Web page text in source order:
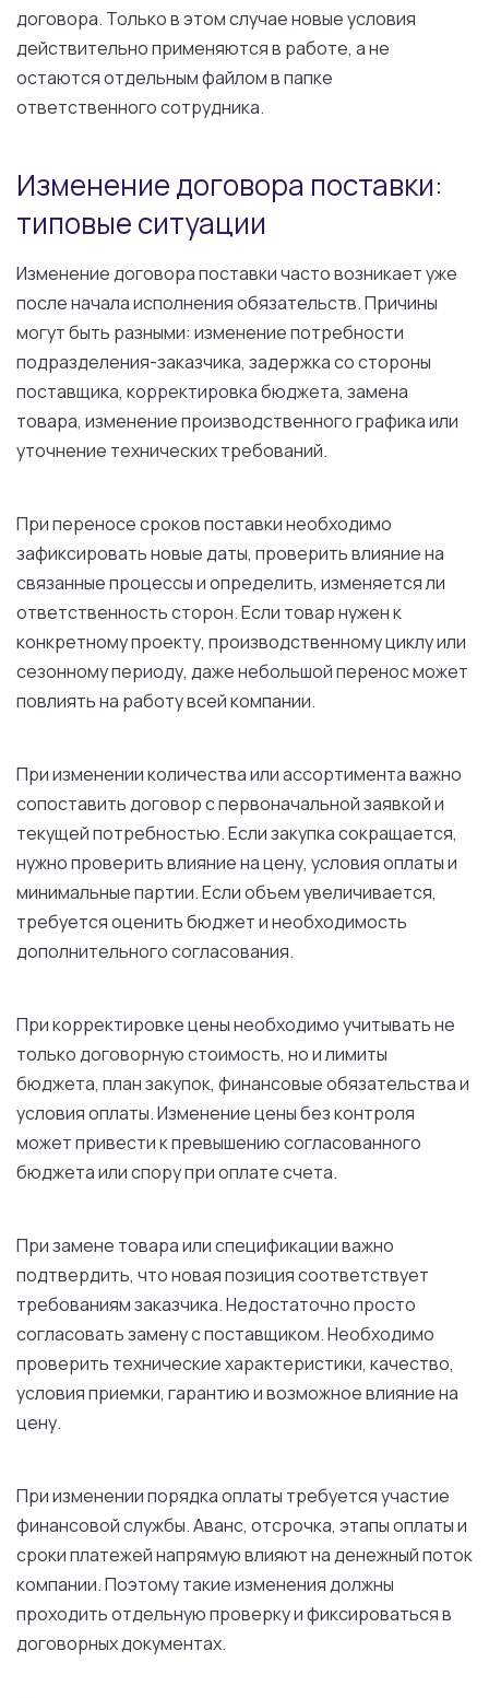
договора. Только в этом случае новые условия
действительно применяются в работе, а не
остаются отдельным файлом в папке
ответственного сотрудника.
Изменение договора поставки:
типовые ситуации
Изменение договора поставки часто возникает уже
после начала исполнения обязательств. Причины
могут быть разными: изменение потребности
подразделения-заказчика, задержка со стороны
поставщика, корректировка бюджета, замена
товара, изменение производственного графика или
уточнение технических требований.
При переносе сроков поставки необходимо
зафиксировать новые даты, проверить влияние на
связанные процессы и определить, изменяется ли
ответственность сторон. Если товар нужен к
конкретному проекту, производственному циклу или
сезонному периоду, даже небольшой перенос может
повлиять на работу всей компании.
При изменении количества или ассортимента важно
сопоставить договор с первоначальной заявкой и
текущей потребностью. Если закупка сокращается,
нужно проверить влияние на цену, условия оплаты и
минимальные партии. Если объем увеличивается,
требуется оценить бюджет и необходимость
дополнительного согласования.
При корректировке цены необходимо учитывать не
только договорную стоимость, но и лимиты
бюджета, план закупок, финансовые обязательства и
условия оплаты. Изменение цены без контроля
может привести к превышению согласованного
бюджета или спору при оплате счета.
При замене товара или спецификации важно
подтвердить, что новая позиция соответствует
требованиям заказчика. Недостаточно просто
согласовать замену с поставщиком. Необходимо
проверить технические характеристики, качество,
условия приемки, гарантию и возможное влияние на
цену.
При изменении порядка оплаты требуется участие
финансовой службы. Аванс, отсрочка, этапы оплаты и
сроки платежей напрямую влияют на денежный поток
компании. Поэтому такие изменения должны
проходить отдельную проверку и фиксироваться в
договорных документах.